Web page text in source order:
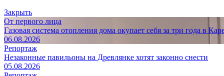
Закрыть
От первого лица
Газовая система отопления дома окупает себя за три года в
06.08.2026
Репортаж
Незаконные павильоны на Древлянке хотят законно снести
05.08.2026